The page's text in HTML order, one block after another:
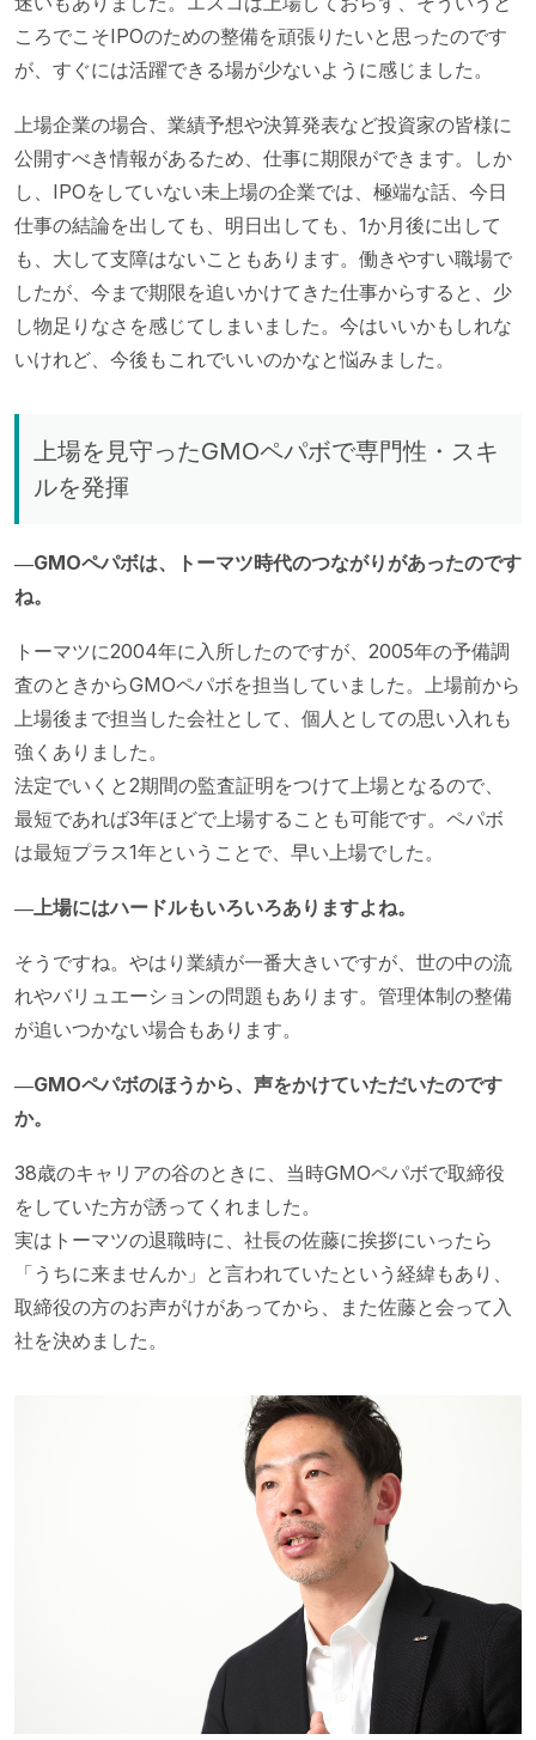
ころでこそIPOのための整備を頑張りたいと思ったのです
が、すぐには活躍できる場が少ないように感じました。
上場企業の場合、業績予想や決算発表など投資家の皆様に
公開すべき情報があるため、仕事に期限ができます。しか
し、IPOをしていない未上場の企業では、極端な話、今日
仕事の結論を出しても、明日出しても、1か月後に出して
も、大して支障はないこともあります。働きやすい職場で
したが、今まで期限を追いかけてきた仕事からすると、少
し物足りなさを感じてしまいました。今はいいかもしれな
いけれど、今後もこれでいいのかなと悩みました。
上場を見守ったGMOペパボで専門性・スキ
ルを発揮
―GMOペパボは、トーマツ時代のつながりがあったのです
ね。
トーマツに2004年に入所したのですが、2005年の予備調
査のときからGMOペパボを担当していました。上場前から
上場後まで担当した会社として、個人としての思い入れも
強くありました。
法定でいくと2期間の監査証明をつけて上場となるので、
最短であれば3年ほどで上場することも可能です。ペパボ
は最短プラス1年ということで、早い上場でした。
―上場にはハードルもいろいろありますよね。
そうですね。やはり業績が一番大きいですが、世の中の流
れやバリュエーションの問題もあります。管理体制の整備
が追いつかない場合もあります。
―GMOペパボのほうから、声をかけていただいたのです
か。
38歳のキャリアの谷のときに、当時GMOペパボで取締役
をしていた方が誘ってくれました。
実はトーマツの退職時に、社長の佐藤に挨拶にいったら
「うちに来ませんか」と言われていたという経緯もあり、
取締役の方のお声がけがあってから、また佐藤と会って入
社を決めました。